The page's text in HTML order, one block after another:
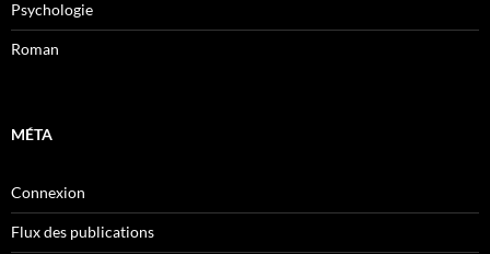
Psychologie
Roman
MÉTA
Connexion
Flux des publications